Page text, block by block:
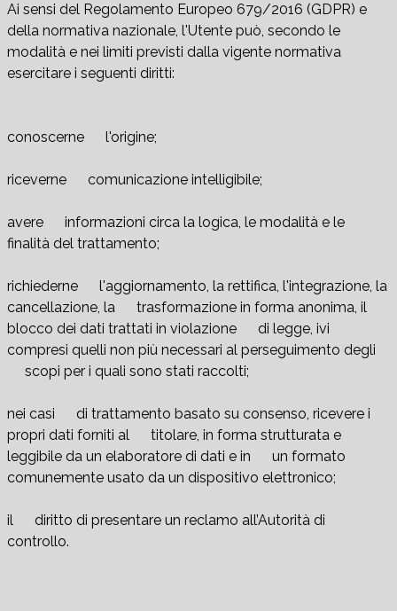
Ai sensi del Regolamento Europeo 679/2016 (GDPR) e
della normativa nazionale, l'Utente può, secondo le
modalità e nei limiti previsti dalla vigente normativa
esercitare i seguenti diritti:
conoscerne l'origine;
riceverne comunicazione intelligibile;
avere informazioni circa la logica, le modalità e le
finalità del trattamento;
richiederne l'aggiornamento, la rettifica, l'integrazione, la
cancellazione, la trasformazione in forma anonima, il
blocco dei dati trattati in violazione di legge, ivi
compresi quelli non più necessari al perseguimento degli
scopi per i quali sono stati raccolti;
nei casi di trattamento basato su consenso, ricevere i
propri dati forniti al titolare, in forma strutturata e
leggibile da un elaboratore di dati e in un formato
comunemente usato da un dispositivo elettronico;
il diritto di presentare un reclamo all’Autorità di
controllo.